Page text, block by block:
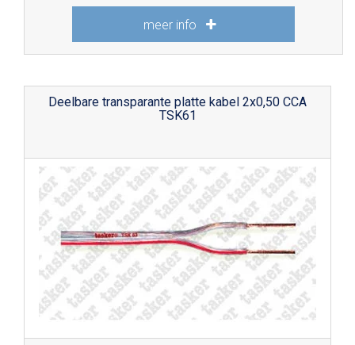
meer info
Deelbare transparante platte kabel 2x0,50 CCA
TSK61